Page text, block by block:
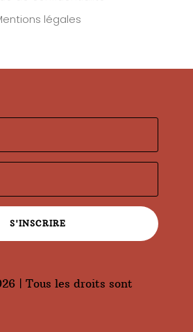
légales
S'INSCRIRE
| Tous les droits sont